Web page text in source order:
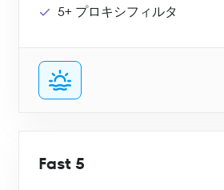
5+ プロキシフィルタ
Fast 5